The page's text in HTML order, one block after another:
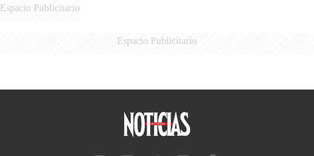
Espacio Publicitario
Espacio Publicitario